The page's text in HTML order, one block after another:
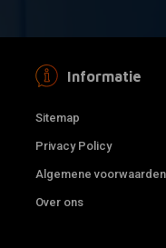
Informatie
Sitemap
Privacy Policy
Algemene voorwaarden
Over ons